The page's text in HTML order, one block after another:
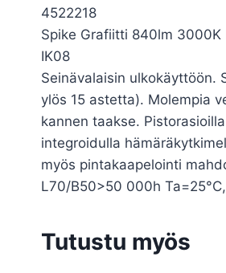
4522218
Spike Grafiitti 840lm 3000K
IK08
Seinävalaisin ulkokäyttöön.
ylös 15 astetta). Molempia
kannen taakse.
integroidulla
myös pintakaapelointi
L70/B50>50 000h
Tutustu myös